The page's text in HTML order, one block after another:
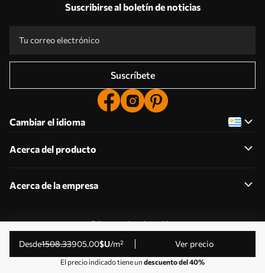
desde1508.33905.00$U/m² Ver precio
El precio indicado tiene un descuento del 40%
Suscribirse al boletín de noticias
Suscríbete
Cambiar el idioma
Acerca del producto
Acerca de la empresa
Editar permisos de cookies
© 2011-2026 Uwalls . Todos los derechos reservados.